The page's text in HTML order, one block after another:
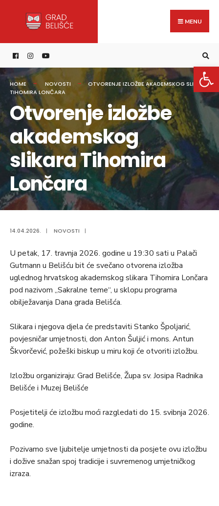
content
MENU
HOME NOVOSTI
OTVORENJE IZLOŽBE AKADEMSKOG SLIKARA
TIHOMIRA LONČARA
Otvorenje izložbe
akademskog
slikara Tihomira
Lončara
14.04.2026. | NOVOSTI |
U petak, 17. travnja 2026. godine u 19:30 sati u Palači
Gutmann u Belišću bit će svečano otvorena izložba
uglednog hrvatskog akademskog slikara Tihomira Lončara
pod nazivom „Sakralne teme“, u sklopu programa
obilježavanja Dana grada Belišća.
Slikara i njegova djela će predstaviti Stanko Špoljarić,
povjesničar umjetnosti, don Anton Šuljić i mons. Antun
Škvorčević, požeški biskup u miru koji će otvoriti izložbu.
Izložbu organiziraju: Grad Belišće, Župa sv. Josipa Radnika
Belišće i Muzej Belišće
Posjetitelji će izložbu moći razgledati do 15. svibnja 2026.
godine.
Pozivamo sve ljubitelje umjetnosti da posjete ovu izložbu
i dožive snažan spoj tradicije i suvremenog umjetničkog
izraza.
for: